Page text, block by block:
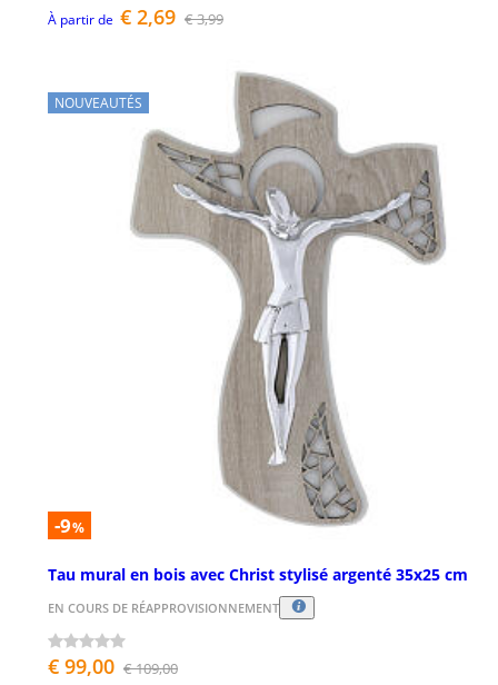
À partir de € 2,69 € 3,99
NOUVEAUTÉS
-9%
Tau mural en bois avec Christ stylisé argenté 35x25 cm
EN COURS DE RÉAPPROVISIONNEMENT
€ 99,00 € 109,00